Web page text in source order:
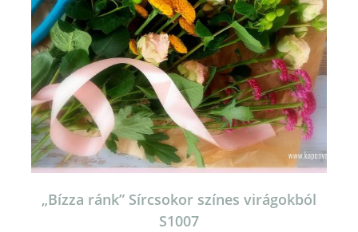
„Bízza ránk” Sírcsokor színes virágokból
S1007